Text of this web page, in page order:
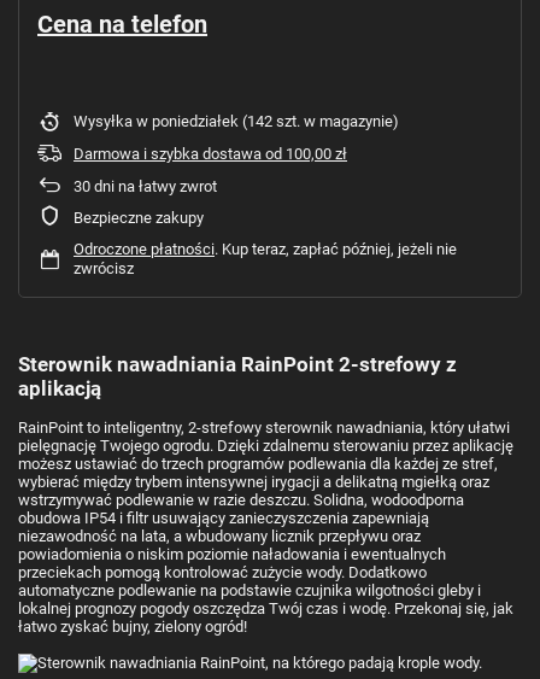
Cena na telefon
Wysyłka w poniedziałek (142 szt. w magazynie)
Darmowa i szybka dostawa od 100,00 zł
30 dni na łatwy zwrot
Bezpieczne zakupy
Odroczone płatności. Kup teraz, zapłać później, jeżeli nie
zwrócisz
Sterownik nawadniania RainPoint 2-strefowy z
aplikacją
RainPoint to inteligentny, 2‑strefowy sterownik nawadniania, który ułatwi
pielęgnację Twojego ogrodu. Dzięki zdalnemu sterowaniu przez aplikację
możesz ustawiać do trzech programów podlewania dla każdej ze stref,
wybierać między trybem intensywnej irygacji a delikatną mgiełką oraz
wstrzymywać podlewanie w razie deszczu. Solidna, wodoodporna
obudowa IP54 i filtr usuwający zanieczyszczenia zapewniają
niezawodność na lata, a wbudowany licznik przepływu oraz
powiadomienia o niskim poziomie naładowania i ewentualnych
przeciekach pomogą kontrolować zużycie wody. Dodatkowo
automatyczne podlewanie na podstawie czujnika wilgotności gleby i
lokalnej prognozy pogody oszczędza Twój czas i wodę. Przekonaj się, jak
łatwo zyskać bujny, zielony ogród!